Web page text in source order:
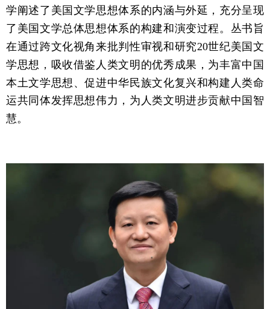
学阐述了美国文学思想体系的内涵与外延，充分呈现
了美国文学总体思想体系的构建和演变过程。丛书旨
在通过跨文化视角来批判性审视和研究20世纪美国文
学思想，吸收借鉴人类文明的优秀成果，为丰富中国
本土文学思想、促进中华民族文化复兴和构建人类命
运共同体发挥思想伟力，为人类文明进步贡献中国智
慧。